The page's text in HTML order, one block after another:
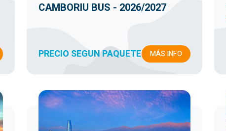
CAMBORIU BUS - 2026/2027
PRECIO SEGUN PAQUETE MÁS INFO